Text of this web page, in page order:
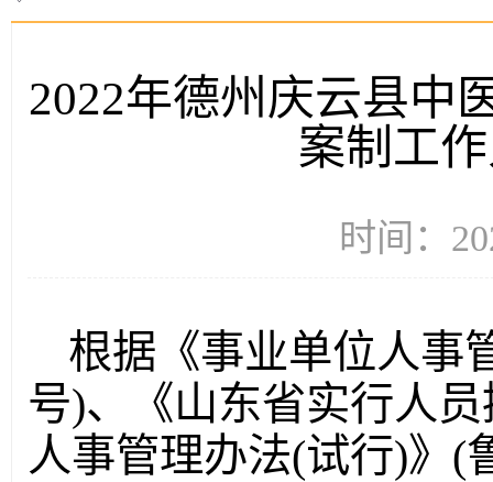
2022年德州庆云县中
案制工
时间：
根据《事业单位人事
号)、《山东省实行人
人事管理办法(试行)》(